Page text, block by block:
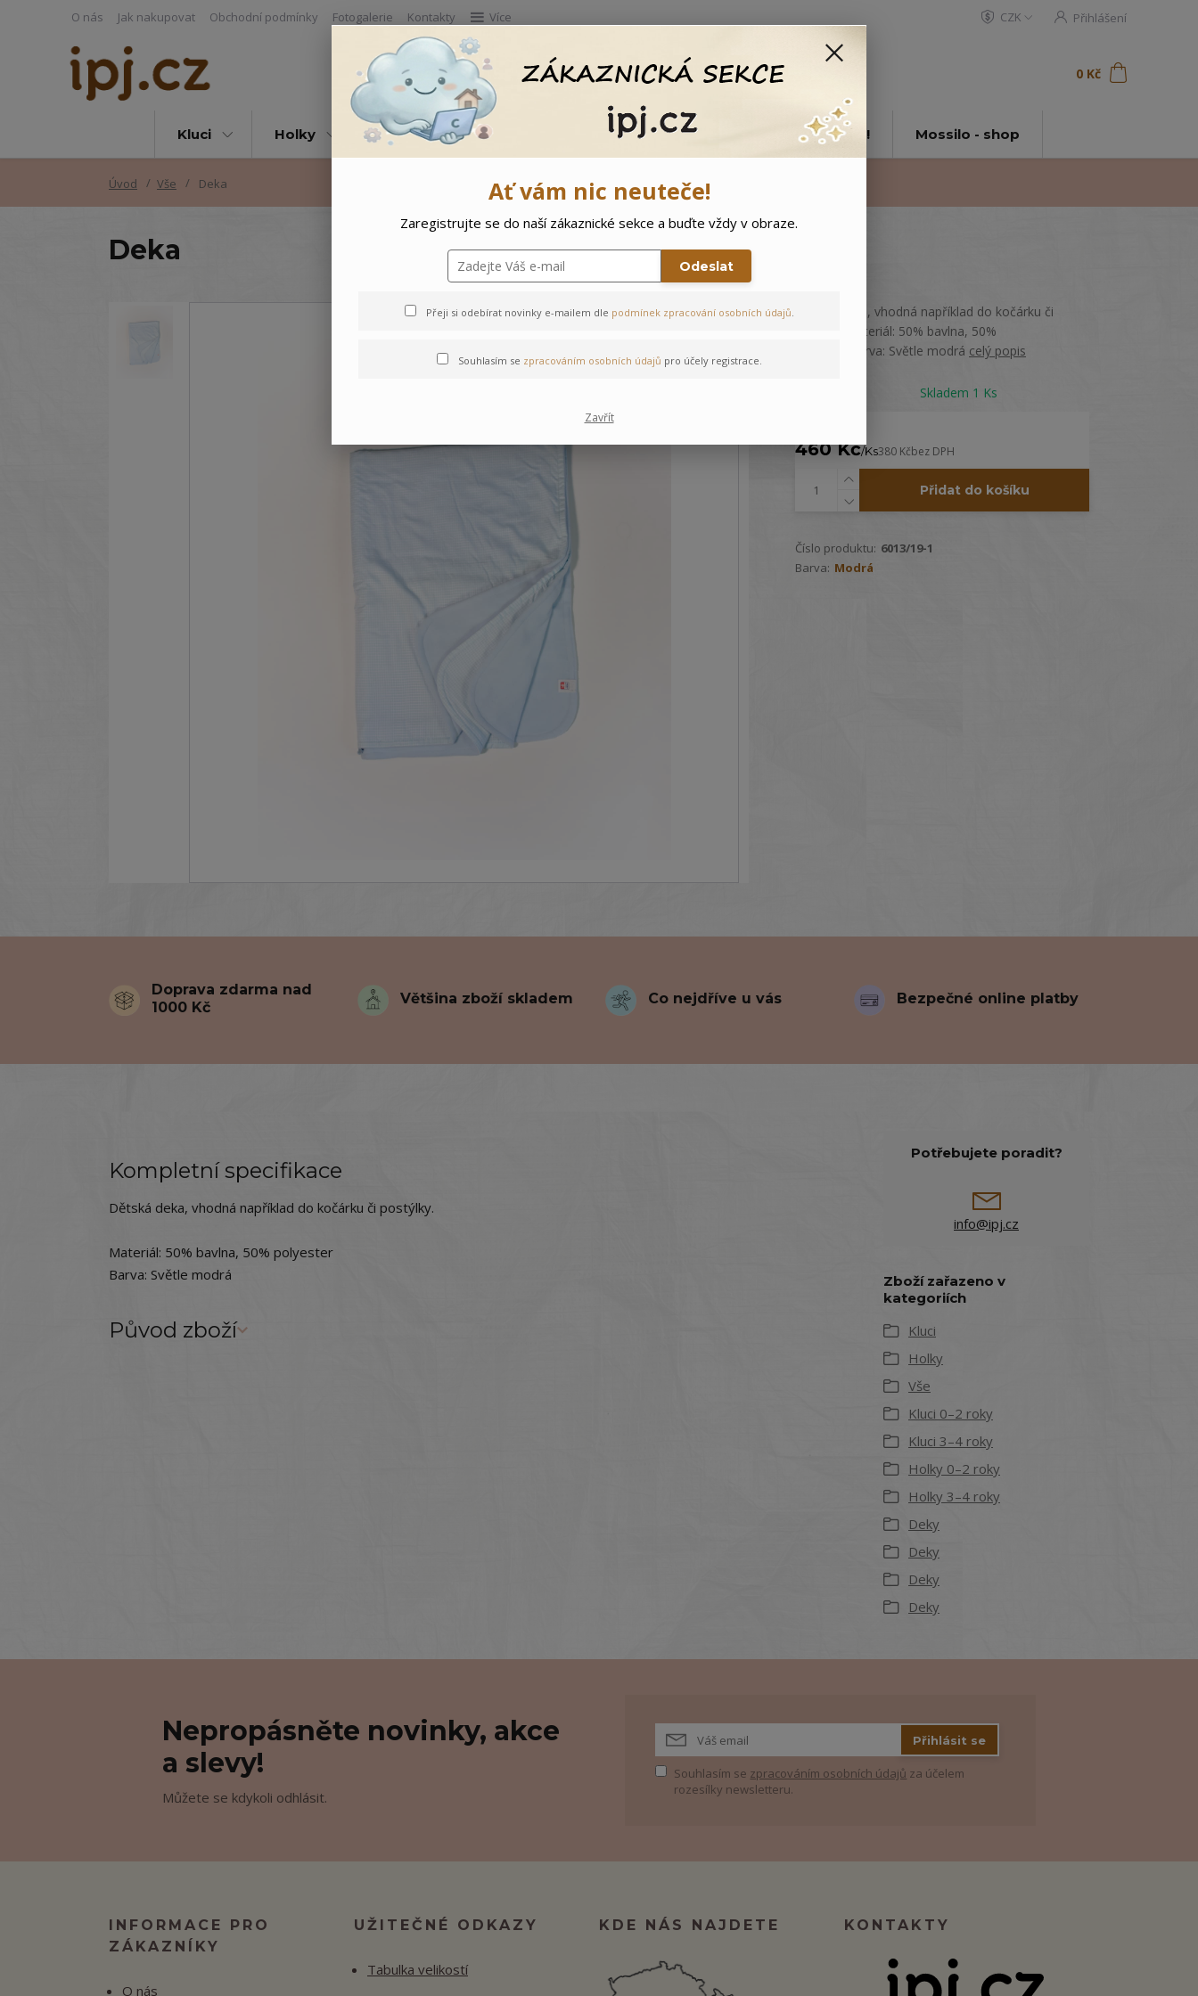
O nás Jak nakupovat Obchodní podmínky Fotogalerie Kontakty Více CZK Přihlášení
Hledat 0 Kč
Kluci Holky Vše Doprodej Ostatní 🌲 Vítejte ve světě Mossilo! Mossilo - shop
Úvod Vše Deka
Deka
Dětská deka, vhodná například do kočárku či
postýlky.Materiál: 50% bavlna, 50%
polyesterBarva: Světle modrá celý popis
Skladem 1 Ks
460 Kč/Ks380 Kčbez DPH
Přidat do košíku
Číslo produktu: 6013/19-1
Barva: Modrá
Doprava zdarma nad
1000 Kč
Většina zboží skladem Co nejdříve u vás Bezpečné online platby
Kompletní specifikace
Dětská deka, vhodná například do kočárku či postýlky.
Materiál: 50% bavlna, 50% polyester
Barva: Světle modrá
Původ zboží
Potřebujete poradit?
info@ipj.cz
Zboží zařazeno v
kategoriích
Kluci
Holky
Vše
Kluci 0–2 roky
Kluci 3–4 roky
Holky 0–2 roky
Holky 3–4 roky
Deky
Deky
Deky
Deky
Nepropásněte novinky, akce
a slevy!
Můžete se kdykoli odhlásit.
Přihlásit se
Souhlasím se zpracováním osobních údajů za účelem
rozesílky newsletteru.
INFORMACE PRO
ZÁKAZNÍKY
O nás
UŽITEČNÉ ODKAZY
Tabulka velikostí
KDE NÁS NAJDETE KONTAKTY
Ať vám nic neuteče!
Zaregistrujte se do naší zákaznické sekce a buďte vždy v obraze.
Odeslat
Přeji si odebírat novinky e-mailem dle podmínek zpracování osobních údajů.
Souhlasím se zpracováním osobních údajů pro účely registrace.
Zavřít